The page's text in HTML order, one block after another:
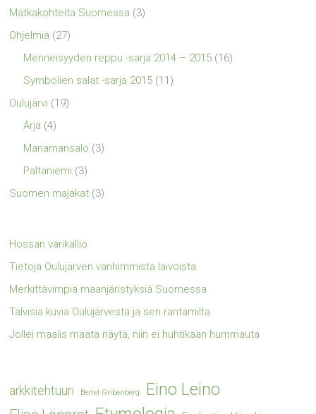
Matkakohteita Suomessa (3)
Ohjelmia (27)
Menneisyyden reppu -sarja 2014 – 2015 (16)
Symbolien salat -sarja 2015 (11)
Oulujärvi (19)
Ärjä (4)
Manamansalo (3)
Paltaniemi (3)
Suomen majakat (3)
Hossan värikallio
Tietoja Oulujärven vanhimmista laivoista
Merkittävimpiä maanjäristyksiä Suomessa
Talvisia kuvia Oulujärvestä ja sen rantamilta
Jollei maalis maata näytä, niin ei huhtikaan hummauta
arkkitehtuuri Bertel Gribenberg Eino Leino